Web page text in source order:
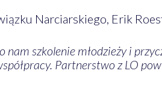
Narciarskiego, Erik
szkolenie młodzieży i
Partnerstwo z LO